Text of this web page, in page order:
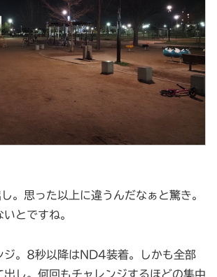
。思った以上に違うんだなぁと驚き。
とですね。
ジ。8秒以降はND4装着。しかも全部
出し。何回もチャレンジするほどの集中